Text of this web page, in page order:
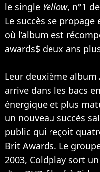
le single Yellow, n°1
Le succès se propage
où l’album est
awards$ deux ans
Leur deuxième album
arrive dans les bacs
énergique et plus
un nouveau succès
public qui reçoit
Brit Awards. Le
2003, Coldplay sort